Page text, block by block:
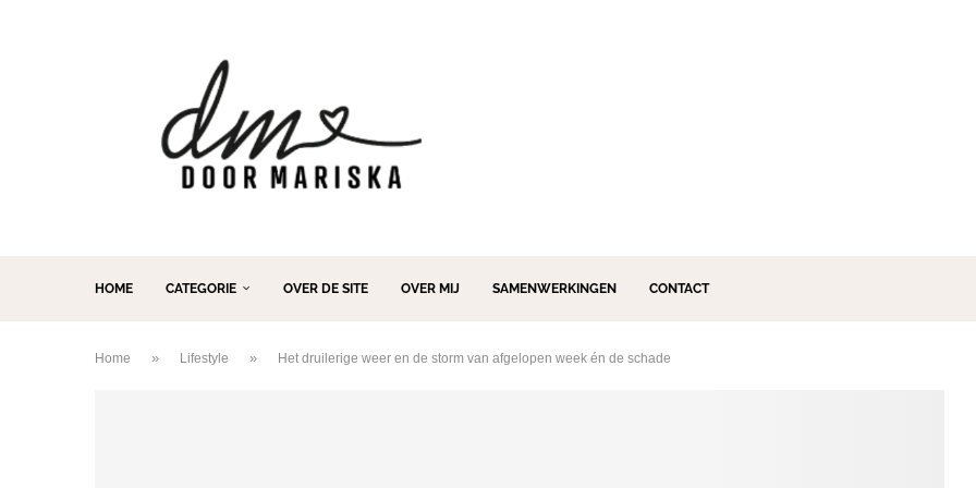
HOME CATEGORIE OVER DE SITE OVER MIJ SAMENWERKINGEN CONTACT
Home » Lifestyle » Het druilerige weer en de storm van afgelopen week én de schade